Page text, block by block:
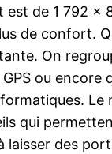
est de 1 792
de confort.
On
ou encore
qui
laisser des